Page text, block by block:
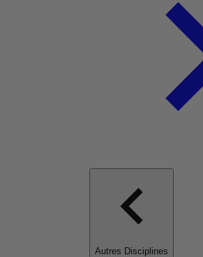
Autres Disciplines